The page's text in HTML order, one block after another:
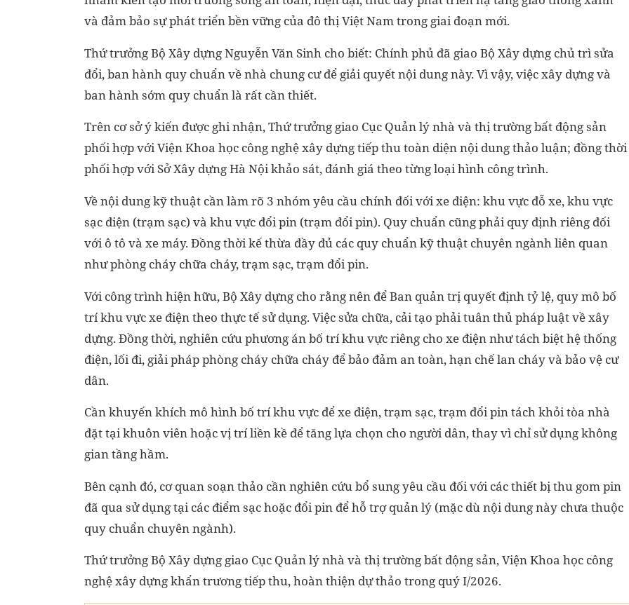
và đảm bảo sự phát triển bền vững của đô thị Việt Nam trong giai đoạn mới.
Thứ trưởng Bộ Xây dựng Nguyễn Văn Sinh cho biết: Chính phủ đã giao Bộ Xây dựng chủ trì sửa
đổi, ban hành quy chuẩn về nhà chung cư để giải quyết nội dung này. Vì vậy, việc xây dựng và
ban hành sớm quy chuẩn là rất cần thiết.
Trên cơ sở ý kiến được ghi nhận, Thứ trưởng giao Cục Quản lý nhà và thị trường bất động sản
phối hợp với Viện Khoa học công nghệ xây dựng tiếp thu toàn diện nội dung thảo luận; đồng thời
phối hợp với Sở Xây dựng Hà Nội khảo sát, đánh giá theo từng loại hình công trình.
Về nội dung kỹ thuật cần làm rõ 3 nhóm yêu cầu chính đối với xe điện: khu vực đỗ xe, khu vực
sạc điện (trạm sạc) và khu vực đổi pin (trạm đổi pin). Quy chuẩn cũng phải quy định riêng đối
với ô tô và xe máy. Đồng thời kế thừa đầy đủ các quy chuẩn kỹ thuật chuyên ngành liên quan
như phòng cháy chữa cháy, trạm sạc, trạm đổi pin.
Với công trình hiện hữu, Bộ Xây dựng cho rằng nên để Ban quản trị quyết định tỷ lệ, quy mô bố
trí khu vực xe điện theo thực tế sử dụng. Việc sửa chữa, cải tạo phải tuân thủ pháp luật về xây
dựng. Đồng thời, nghiên cứu phương án bố trí khu vực riêng cho xe điện như tách biệt hệ thống
điện, lối đi, giải pháp phòng cháy chữa cháy để bảo đảm an toàn, hạn chế lan cháy và bảo vệ cư
dân.
Cần khuyến khích mô hình bố trí khu vực để xe điện, trạm sạc, trạm đổi pin tách khỏi tòa nhà
đặt tại khuôn viên hoặc vị trí liền kề để tăng lựa chọn cho người dân, thay vì chỉ sử dụng không
gian tầng hầm.
Bên cạnh đó, cơ quan soạn thảo cần nghiên cứu bổ sung yêu cầu đối với các thiết bị thu gom pin
đã qua sử dụng tại các điểm sạc hoặc đổi pin để hỗ trợ quản lý (mặc dù nội dung này chưa thuộc
quy chuẩn chuyên ngành).
Thứ trưởng Bộ Xây dựng giao Cục Quản lý nhà và thị trường bất động sản, Viện Khoa học công
nghệ xây dựng khẩn trương tiếp thu, hoàn thiện dự thảo trong quý I/2026.